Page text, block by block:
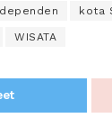
kota
WISATA